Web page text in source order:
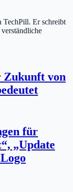
TechPill. Er schreibt
Zukunft von
für
„Update